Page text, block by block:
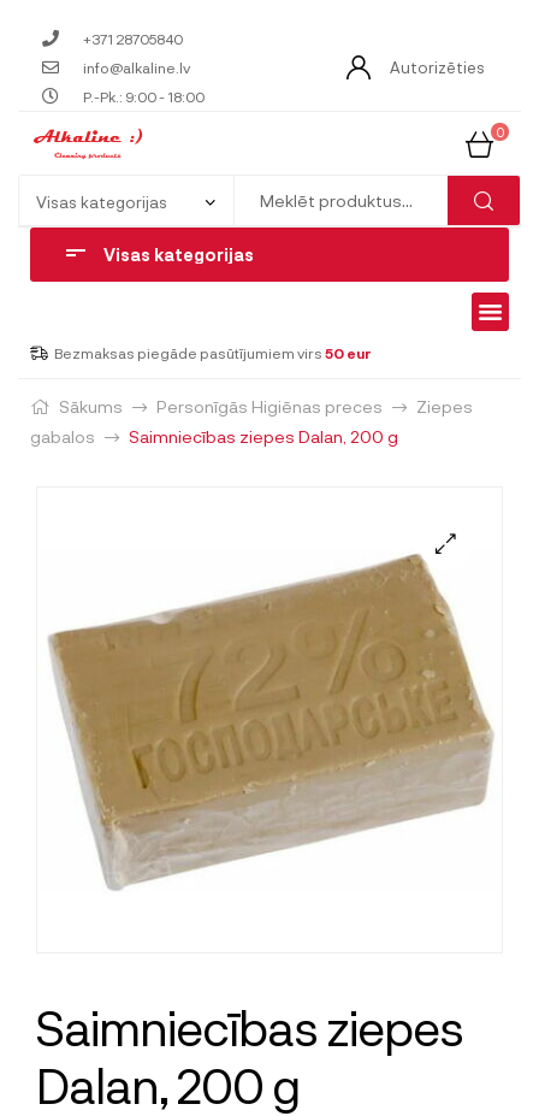
+371 28705840
info@alkaline.lv
P.-Pk.: 9:00 - 18:00
Autorizēties
0
Visas kategorijas
Bezmaksas piegāde pasūtījumiem virs 50 eur
Sākums Personīgās Higiēnas preces
Ziepes
gabalos
Saimniecības ziepes Dalan, 200 g
Saimniecības ziepes
Dalan, 200 g